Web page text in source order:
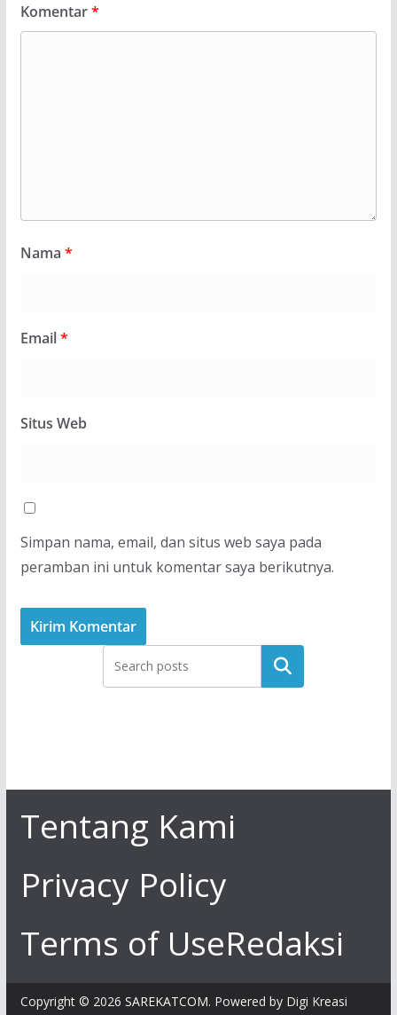
Komentar*
Nama *
Email*
Situs Web
Simpan nama, email, dan situs web saya pada
peramban ini untuk komentar saya berikutnya.
Tentang Kami
Privacy Policy
Terms of UseRedaksi
Copyright © 2026 SAREKATCOM. Powered by Digi Kreasi